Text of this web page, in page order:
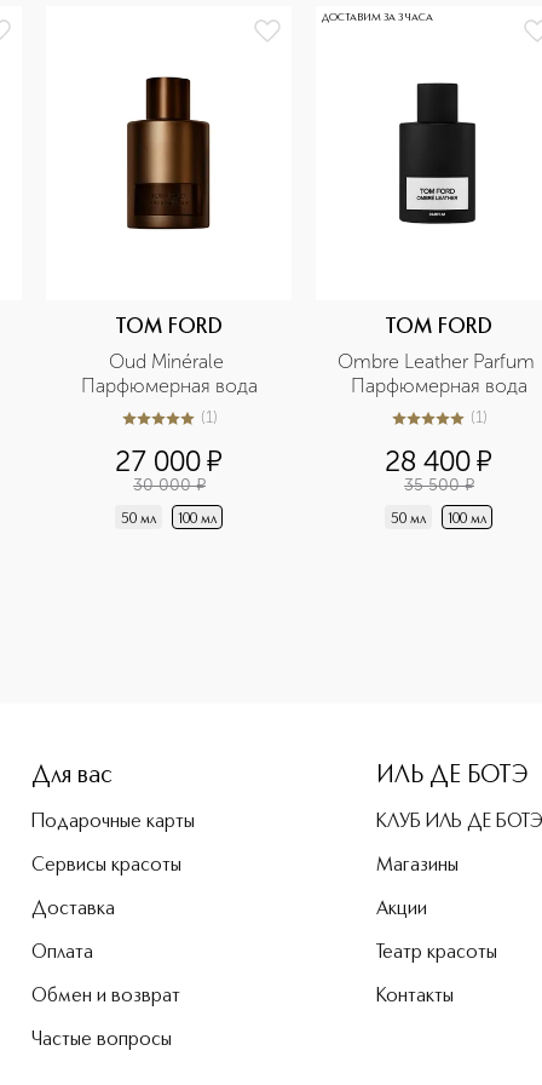
TOM FORD
Oud Minérale
Парфюмерная вода
5из 51 (1)
27 000¤
30 000 ¤
50 мл 100 мл
ДОСТАВИМ ЗА 3 ЧАСА
TOM FORD
Ombre Leather Parfum
Парфюмерная вода
5из 51 (1)
28 400¤
35 500 ¤
50 мл 100 мл
Для вас
Подарочные карты
Сервисы красоты
Доставка
Оплата
Обмен и возврат
Частые вопросы
ИЛЬ ДЕ БОТЭ
КЛУБ ИЛЬ ДЕ БОТЭ
Магазины
Акции
Театр красоты
Контакты